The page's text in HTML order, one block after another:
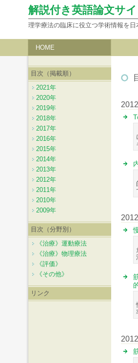
解説付き英語論文サイ
理学療法の臨床に役立つ学術情報を日
HOME
目次（掲載順）
2021年
2020年
2019年
2018年
2017年
2016年
2015年
2014年
2013年
2012年
2011年
2010年
2009年
目次（分野別）
《治療》運動療法
《治療》物理療法
《評価》
《その他》
リンク